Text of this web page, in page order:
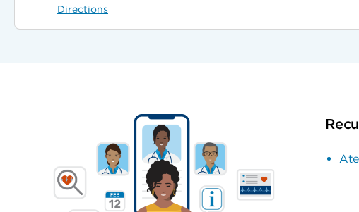
Directions